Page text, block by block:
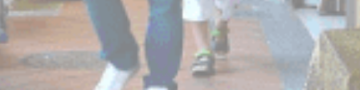
_deCountryResp
D-edge
Cookie
Consent
Remember user's
consent on Cookies
fb_cookie_law_consent
D-edge
Remember user's
consent on Cookies
会